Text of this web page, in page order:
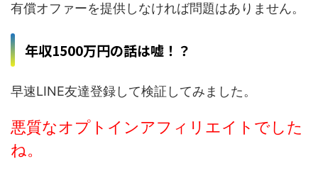
有償オファーを提供しなければ問題はありません。
年収1500万円の話は嘘！？
早速LINE友達登録して検証してみました。
悪質なオプトインアフィリエイトでした
ね。